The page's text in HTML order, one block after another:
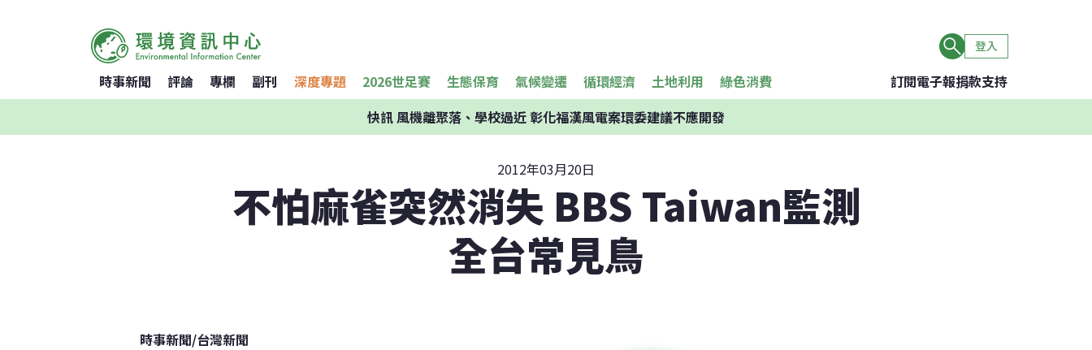
登入
時事新聞 評論 專欄 副刊 深度專題 2026世足賽 生態保育 氣候變遷 循環經濟 土地利用 綠色消費 訂閱電子報捐款支持
快訊風機離聚落、學校過近 彰化福漢風電案環委建議不應開發
2012年03月20日
不怕麻雀突然消失 BBS Taiwan監測
全台常見鳥
時事新聞/台灣新聞